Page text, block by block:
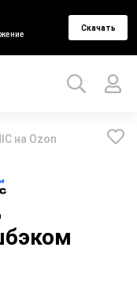
Скачать
на Ozon